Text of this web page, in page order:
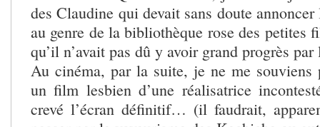
des Claudine qui devait sans doute
au genre de la bibliothèque rose des petites
qu’il n’avait pas dû y avoir grand progrès
Au cinéma, par la suite, je ne me souviens
un film lesbien d’une réalisatrice
crevé l’écran définitif… (il faudrait,